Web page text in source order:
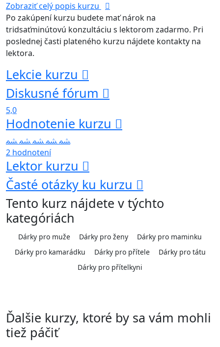
Zobraziť celý popis kurzu
Po zakúpení kurzu budete mať nárok na
tridsaťminútovú konzultáciu s lektorom zadarmo. Pri
poslednej časti plateného kurzu nájdete kontakty na
lektora.
Lekcie kurzu
Diskusné fórum
5,0
Hodnotenie kurzu
2 hodnotení
Lektor kurzu
Časté otázky ku kurzu
Tento kurz nájdete v týchto
kategóriách
Dárky pro muže Dárky pro ženy
Dárky pro maminku
Dárky pro kamarádku
Dárky pro přítele
Dárky pro tátu
Dárky pro přítelkyni
Ďalšie kurzy, ktoré by sa vám mohli
tiež páčiť